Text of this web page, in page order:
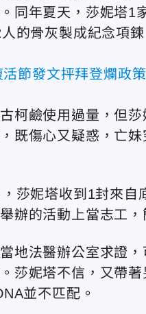
同年夏天，莎妮塔1
的骨灰製成紀念項鍊
活節發文抨拜登爛政
柯鹼使用過量，但
既傷心又疑惑，亡
莎妮塔收到1封來
辦的活動上當志工
地法醫辦公室求證
莎妮塔不信，又帶
並不匹配。